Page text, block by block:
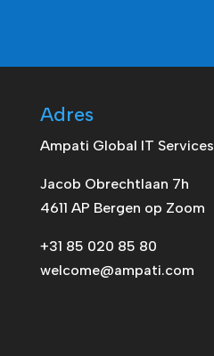
Adres
Ampati Global IT Services
Jacob Obrechtlaan 7h
4611 AP Bergen op Zoom
+31 85 020 85 80
welcome@ampati.com